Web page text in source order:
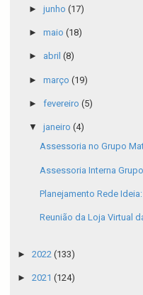
► junho (17)
► maio (18)
► abril (8)
► março (19)
► fevereiro (5)
▼ janeiro (4)
Assessoria no Grupo
Assessoria Interna
Planejamento Rede
Reunião da Loja Virtual
► 2022 (133)
► 2021 (124)